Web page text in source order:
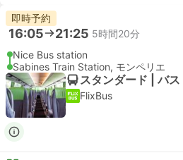
即時予約
16:05 21:25 5時間20分
Nice Bus station
Sabines Train Station, モンペリエ
スタンダード | バス
FlixBus